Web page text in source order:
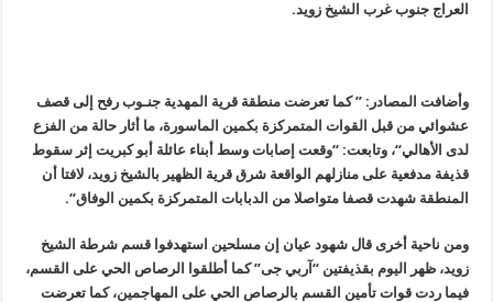
العراج جنوب غرب الشيخ زويد.
وأضافت المصادر: ” كما تعرضت منطقة قرية المهدية جنـوب رفح إلى قصف
عشوائي من قبل القوات المتمركزة بكمين الماسورة، ما أثار حالة من الفزع
لدى الأهالي“، وتابعت: “وقعت إصابات وسط أبناء عائلة أبو كبريت إثر سقوط
قذيفة مدفعية على منازلهم الواقعة شرق قرية الظهير بالشيخ زويد، لافتا أن
المنطقة شهدت قصفا متواصلا من الدبابات المتمركزة بكمين الوفاق“.
ومن ناحية أخرى قال شهود عيان إن مسلحين استهدفوا قسم شرطة الشيخ
زويد، ظهر اليوم بقذيفتين “آربي جى” كما أطلقوا الرصاص الحي على القسم،
فيما ردت قوات تأمين القسم بالرصاص الحي على المهاجمين، كما تعرضت